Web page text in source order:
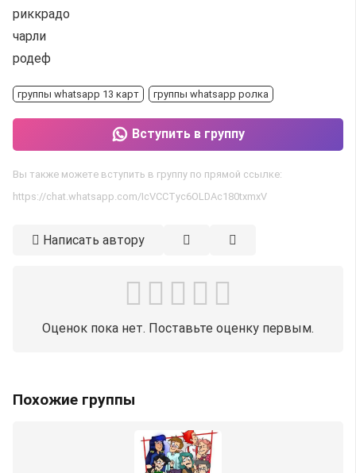
риккрадо
чарли
родеф
группы whatsapp 13 карт группы whatsapp ролка
Вступить в группу
Вы также можете вступить в группу по прямой ссылке:
https://chat.whatsapp.com/IcVCCTyc6OLDAc180txmxV
Написать автору
Оценок пока нет. Поставьте оценку первым.
Похожие группы